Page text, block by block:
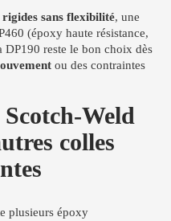
sans flexibilité, une
(époxy haute résistance,
DP190 reste le bon choix dès
ou des contraintes
Weld
colles
plusieurs époxy